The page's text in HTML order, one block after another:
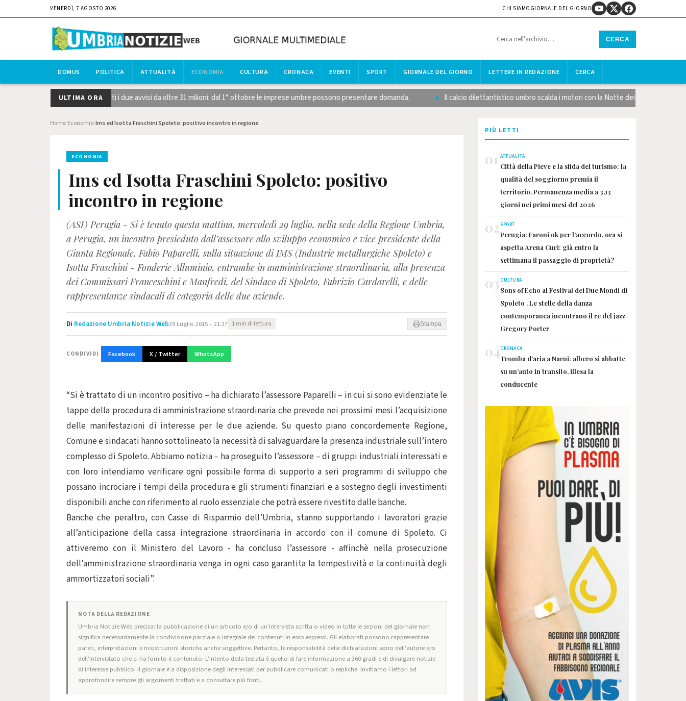
VENERDÌ, 7 AGOSTO 2026 CHI SIAMO GIORNALE DEL GIORNO
CERCA
DOMUS POLITICA ATTUALITÀ ECONOMIA CULTURA CRONACA EVENTI SPORT GIORNALE DEL GIORNO LETTERE IN REDAZIONE CERCA
ULTIMA ORA
strategiche STEP, pubblicati i due avvisi da oltre 31 milioni: dal 1° ottobre le imprese umbre possono presentare domanda. Il calcio dilettantistico umbro scalda i motori con la Notte dei Calendari
Home Economia Ims ed Isotta Fraschini Spoleto: positivo incontro in regione
ECONOMIA
Ims ed Isotta Fraschini Spoleto: positivo
incontro in regione
(ASI) Perugia - Si è tenuto questa mattina, mercoledì 29 luglio, nella sede della Regione Umbria,
a Perugia, un incontro presieduto dall’assessore allo sviluppo economico e vice presidente della
Giunta Regionale, Fabio Paparelli, sulla situazione di IMS (Industrie metallurgiche Spoleto) e
Isotta Fraschini - Fonderie Alluminio, entrambe in amministrazione straordinaria, alla presenza
dei Commissari Franceschini e Manfredi, del Sindaco di Spoleto, Fabrizio Cardarelli, e delle
rappresentanze sindacali di categoria delle due aziende.
Di Redazione Umbria Notizie Web29 Luglio 2015 – 21:27 1 min di lettura Stampa
CONDIVIDI Facebook X / Twitter WhatsApp
“Si è trattato di un incontro positivo – ha dichiarato l’assessore Paparelli – in cui si sono evidenziate le
tappe della procedura di amministrazione straordinaria che prevede nei prossimi mesi l’acquisizione
delle manifestazioni di interesse per le due aziende. Su questo piano concordemente Regione,
Comune e sindacati hanno sottolineato la necessità di salvaguardare la presenza industriale sull’intero
complesso di Spoleto. Abbiamo notizia – ha proseguito l’assessore – di gruppi industriali interessati e
con loro intendiamo verificare ogni possibile forma di supporto a seri programmi di sviluppo che
possano incrociare i tempi della procedura e gli strumenti finanziari e a sostegno degli investimenti
disponibili anche con riferimento al ruolo essenziale che potrà essere rivestito dalle banche.
Banche che peraltro, con Casse di Risparmio dell’Umbria, stanno supportando i lavoratori grazie
all’anticipazione della cassa integrazione straordinaria in accordo con il comune di Spoleto. Ci
attiveremo con il Ministero del Lavoro - ha concluso l’assessore - affinchè nella prosecuzione
dell’amministrazione straordinaria venga in ogni caso garantita la tempestività e la continuità degli
ammortizzatori sociali”.
NOTA DELLA REDAZIONE
Umbria Notizie Web precisa: la pubblicazione di un articolo e/o di un'intervista scritta o video in tutte le sezioni del giornale non
significa necessariamente la condivisione parziale o integrale dei contenuti in esso espressi. Gli elaborati possono rappresentare
pareri, interpretazioni e ricostruzioni storiche anche soggettive. Pertanto, le responsabilità delle dichiarazioni sono dell'autore e/o
dell'intervistato che ci ha fornito il contenuto. L'intento della testata è quello di fare informazione a 360 gradi e di divulgare notizie
di interesse pubblico. Il giornale è a disposizione degli interessati per pubblicare comunicati o repliche. Invitiamo i lettori ad
approfondire sempre gli argomenti trattati e a consultare più fonti.
PIÙ LETTI
01 ATTUALITÀ
Città della Pieve e la sfida del turismo: la
qualità del soggiorno premia il
territorio. Permanenza media a 3,13
giorni nei primi mesi del 2026
02SPORT
Perugia: Faroni ok per l’accordo, ora si
aspetta Arena Curi: già entro la
settimana il passaggio di proprietà?
03CULTURA
Sons of Echo al Festival dei Due Mondi di
Spoleto . Le stelle della danza
contemporanea incontrano il re del jazz
Gregory Porter
04CRONACA
Tromba d'aria a Narni: albero si abbatte
su un'auto in transito, illesa la
conducente